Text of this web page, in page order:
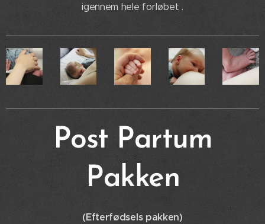
igennem hele forløbet .
Post Partum
Pakken
(Efterfødsels pakken)